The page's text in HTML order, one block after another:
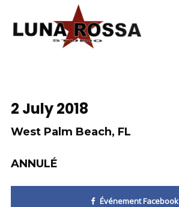
2 July 2018
West Palm Beach, FL
ANNULÉ
Événement Facebook